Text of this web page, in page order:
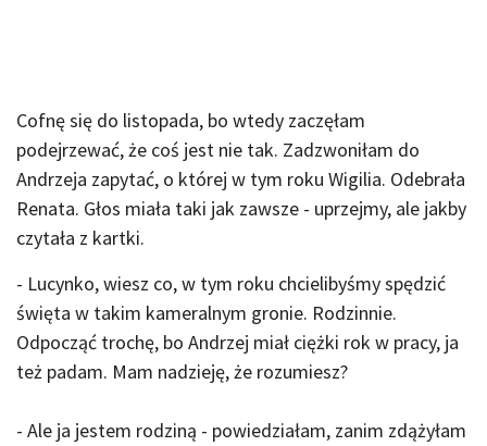
Cofnę się do listopada, bo wtedy zaczęłam
podejrzewać, że coś jest nie tak. Zadzwoniłam do
Andrzeja zapytać, o której w tym roku Wigilia. Odebrała
Renata. Głos miała taki jak zawsze - uprzejmy, ale jakby
czytała z kartki.
- Lucynko, wiesz co, w tym roku chcielibyśmy spędzić
święta w takim kameralnym gronie. Rodzinnie.
Odpocząć trochę, bo Andrzej miał ciężki rok w pracy, ja
też padam. Mam nadzieję, że rozumiesz?
- Ale ja jestem rodziną - powiedziałam, zanim zdążyłam